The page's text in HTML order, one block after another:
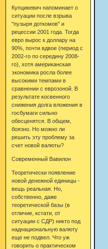
Купцикевич напоминает о
ситуации после взрыва
"пузыря доткомов" и
рецессии 2001 года. Тогда
евро вырос к доллару на
90%, почти вдвое (период с
2002-го по середину 2008-
го), хотя американская
экономика росла более
высокими темпами в
сравнении с еврозоной. В
результате косвенного
снижения долга вложения в
госбумаги сильно
обесценятся. В общем,
боязно. Но можно ли
решить эту проблему за
счет новой валюты?
Современный Вавилон
Теоретически появление
новой денежной единицы -
вещь реальная. Но,
собственно, даже
теоретической базы (в
отличие, кстати, от
ситуации с СДР) никто под
наднациональную валюту
еще не подвел. Что уж
говорить о практическом